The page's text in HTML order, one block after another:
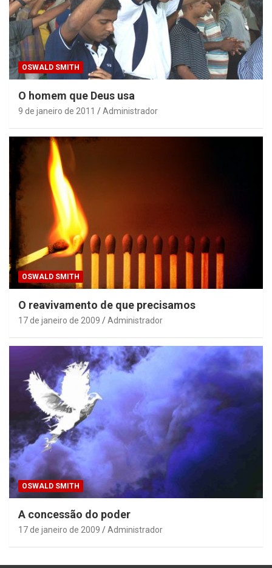
OSWALD SMITH
O homem que Deus usa
9 de janeiro de 2011 Administrador
OSWALD SMITH
O reavivamento de que precisamos
17 de janeiro de 2009 Administrador
OSWALD SMITH
A concessão do poder
17 de janeiro de 2009 Administrador